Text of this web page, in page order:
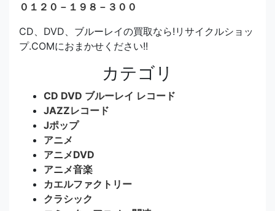
０１２０－１９８－３００
CD、DVD、ブルーレイの買取なら!リサイクルショッ
プ.COMにおまかせください!!
カテゴリ
CD DVD ブルーレイ レコード
JAZZレコード
Jポップ
アニメ
アニメDVD
アニメ音楽
カエルファクトリー
クラシック